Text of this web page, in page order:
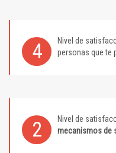
4 Nivel de
personas que te
2 Nivel de
mecanismos de